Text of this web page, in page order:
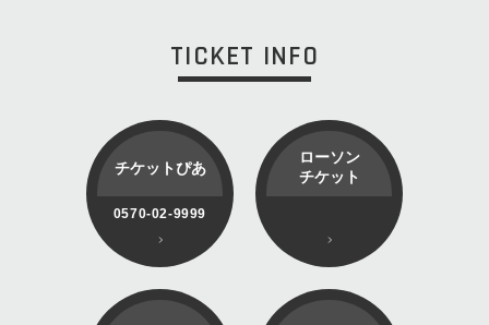
TICKET INFO
チケットぴあ
0570-02-9999
ローソン
チケット